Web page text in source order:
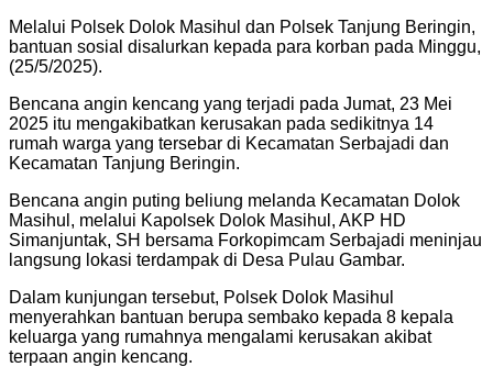
Melalui Polsek Dolok Masihul dan Polsek Tanjung Beringin,
bantuan sosial disalurkan kepada para korban pada Minggu,
(25/5/2025).
Bencana angin kencang yang terjadi pada Jumat, 23 Mei
2025 itu mengakibatkan kerusakan pada sedikitnya 14
rumah warga yang tersebar di Kecamatan Serbajadi dan
Kecamatan Tanjung Beringin.
Bencana angin puting beliung melanda Kecamatan Dolok
Masihul, melalui Kapolsek Dolok Masihul, AKP HD
Simanjuntak, SH bersama Forkopimcam Serbajadi meninjau
langsung lokasi terdampak di Desa Pulau Gambar.
Dalam kunjungan tersebut, Polsek Dolok Masihul
menyerahkan bantuan berupa sembako kepada 8 kepala
keluarga yang rumahnya mengalami kerusakan akibat
terpaan angin kencang.